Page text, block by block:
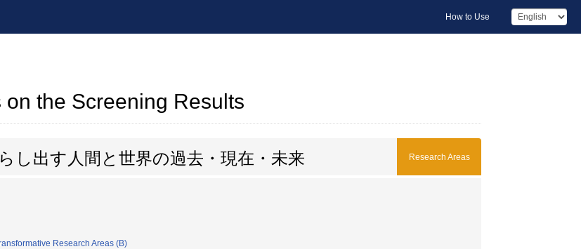
How to Use
the Screening Results
し出す人間と世界の過去・現在・未来 Research Areas
Research Areas (B)